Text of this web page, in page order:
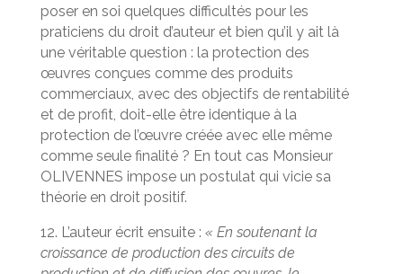
poser en soi quelques difficultés pour les
praticiens du droit d’auteur et bien qu’il y ait là
une véritable question : la protection des
œuvres conçues comme des produits
commerciaux, avec des objectifs de rentabilité
et de profit, doit-elle être identique à la
protection de l’œuvre créée avec elle même
comme seule finalité ? En tout cas Monsieur
OLIVENNES impose un postulat qui vicie sa
théorie en droit positif.
12. L’auteur écrit ensuite : « En soutenant la
croissance de production des circuits de